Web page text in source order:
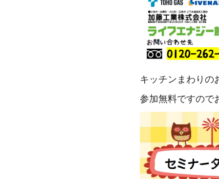
キッチンまわりの
参加無料ですので